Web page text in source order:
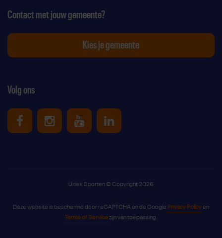
Volg ons
Uniek Sporten op Facebook
Uniek Sporten op Instagram
Uniek Sporten op Youtube
Uniek Sporten op
Contact met jouw gemeente?
Kies je gemeente
Uniek Sporten © Copyright 2026
Deze website is beschermd door reCAPTCHA en de Google Privacy Policyen
Terms of Servicezijn van toepassing.